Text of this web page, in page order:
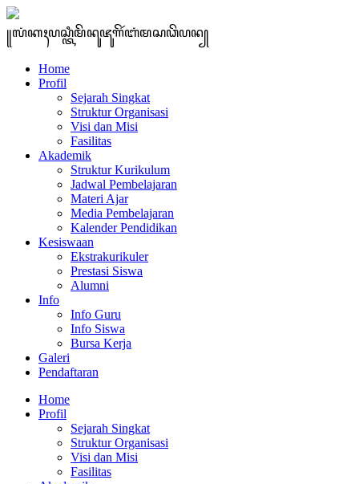
꧋ꦭꦁꦏꦃꦥꦱ꧀ꦠꦶꦩꦼꦤꦸꦗꦸꦒꦼꦂꦧꦁꦩꦱꦣꦼꦥꦤ꧀
Home
Profil
Sejarah Singkat
Struktur Organisasi
Visi dan Misi
Fasilitas
Akademik
Struktur Kurikulum
Jadwal Pembelajaran
Materi Ajar
Media Pembelajaran
Kalender Pendidikan
Kesiswaan
Ekstrakurikuler
Prestasi Siswa
Alumni
Info
Info Guru
Info Siswa
Bursa Kerja
Galeri
Pendaftaran
Home
Profil
Sejarah Singkat
Struktur Organisasi
Visi dan Misi
Fasilitas